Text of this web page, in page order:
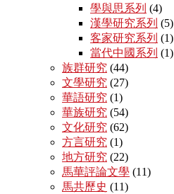
學與思系列 (4)
漢學研究系列 (5)
客家研究系列 (1)
當代中國系列 (1)
族群研究 (44)
文學研究 (27)
華語研究 (1)
華族研究 (54)
文化研究 (62)
方言研究 (1)
地方研究 (22)
馬華評論文學 (11)
馬共歷史 (11)